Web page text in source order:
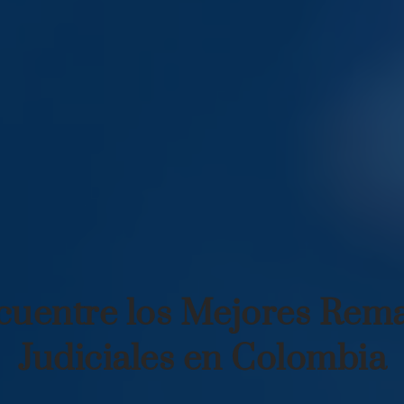
los Mejores
Judiciales en Colombia